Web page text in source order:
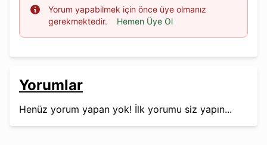
Info
Yorum yapabilmek için önce üye olmanız
gerekmektedir.
Hemen Üye Ol
Yorumlar
Henüz yorum yapan yok! İlk yorumu siz yapın...